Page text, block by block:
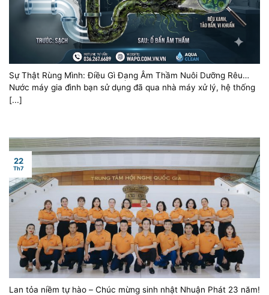
Sự Thật Rùng Mình: Điều Gì Đang Âm Thầm Nuôi Dưỡng Rêu
Xanh, Tảo Bẩn Trong Đường Ống Nước Kín Nhà Bạn?
Nước máy gia đình bạn sử dụng đã qua nhà máy xử lý, hệ thống
[...]
Lan tỏa niềm tự hào – Chúc mừng sinh nhật Nhuận Phát 23 năm!
22
Th7